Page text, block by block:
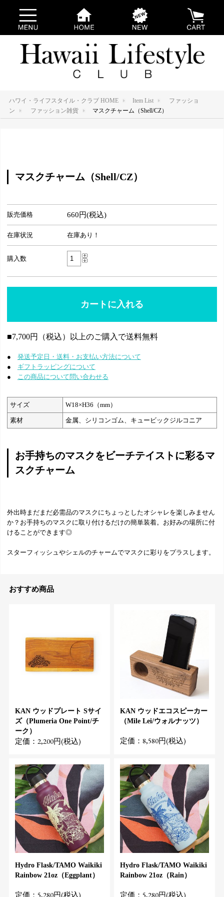
ハワイ・ライフスタイル・クラブ HOME Item List
ファッショ
ン
ファッション雑貨 マスクチャーム（Shell/CZ）
マスクチャーム（Shell/CZ）
販売価格 660円(税込)
在庫状況 在庫あり！
購入数
■7,700円（税込）以上のご購入で送料無料
● 発送予定日・送料・お支払い方法について
● ギフトラッピングについて
● この商品について問い合わせる
サイズ W18×H36（mm）
素材 金属、シリコンゴム、キュービックジルコニア
お手持ちのマスクをビーチテイストに彩るマ
スクチャーム
外出時まだまだ必需品のマスクにちょっとしたオシャレを楽しみません
か？お手持ちのマスクに取り付けるだけの簡単装着。お好みの場所に付
けることができます◎
スターフィッシュやシェルのチャームでマスクに彩りをプラスします。
おすすめ商品
KAN ウッドプレート Sサイ
ズ（Plumeria One Point/チ
ーク）
定価：2,200円(税込)
KAN ウッドエコスピーカー
（Mile Lei/ウォルナッツ）
定価：8,580円(税込)
Hydro Flask/TAMO Waikiki
Rainbow 21oz（Eggplant）
定価：5,280円(税込)
Hydro Flask/TAMO Waikiki
Rainbow 21oz（Rain）
定価：5,280円(税込)